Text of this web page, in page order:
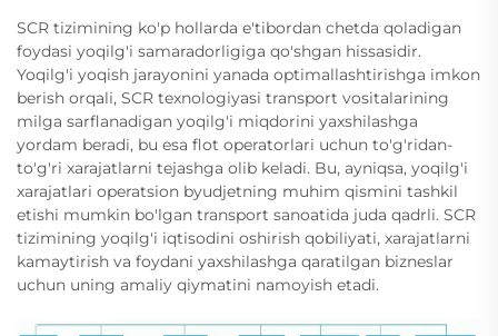
SCR tizimining ko'p hollarda e'tibordan chetda qoladigan
foydasi yoqilg'i samaradorligiga qo'shgan hissasidir.
Yoqilg'i yoqish jarayonini yanada optimallashtirishga imkon
berish orqali, SCR texnologiyasi transport vositalarining
milga sarflanadigan yoqilg'i miqdorini yaxshilashga
yordam beradi, bu esa flot operatorlari uchun to'g'ridan-
to'g'ri xarajatlarni tejashga olib keladi. Bu, ayniqsa, yoqilg'i
xarajatlari operatsion byudjetning muhim qismini tashkil
etishi mumkin bo'lgan transport sanoatida juda qadrli. SCR
tizimining yoqilg'i iqtisodini oshirish qobiliyati, xarajatlarni
kamaytirish va foydani yaxshilashga qaratilgan bizneslar
uchun uning amaliy qiymatini namoyish etadi.